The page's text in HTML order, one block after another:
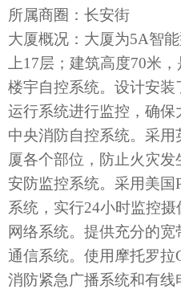
所属商圈：长安街
大厦概况：大厦为5A智
上17层；建筑高度70米
楼宇自控系统。设计安
运行系统进行监控，确
中央消防自控系统。采
厦各个部位，防止火灾
安防监控系统。采用美
系统，实行24小时监控摄
网络系统。提供充分的宽
通信系统。使用摩托罗拉
消防紧急广播系统和有线